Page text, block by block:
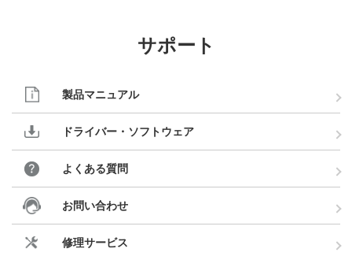
サポート
製品マニュアル
ドライバー・ソフトウェア
よくある質問
お問い合わせ
修理サービス